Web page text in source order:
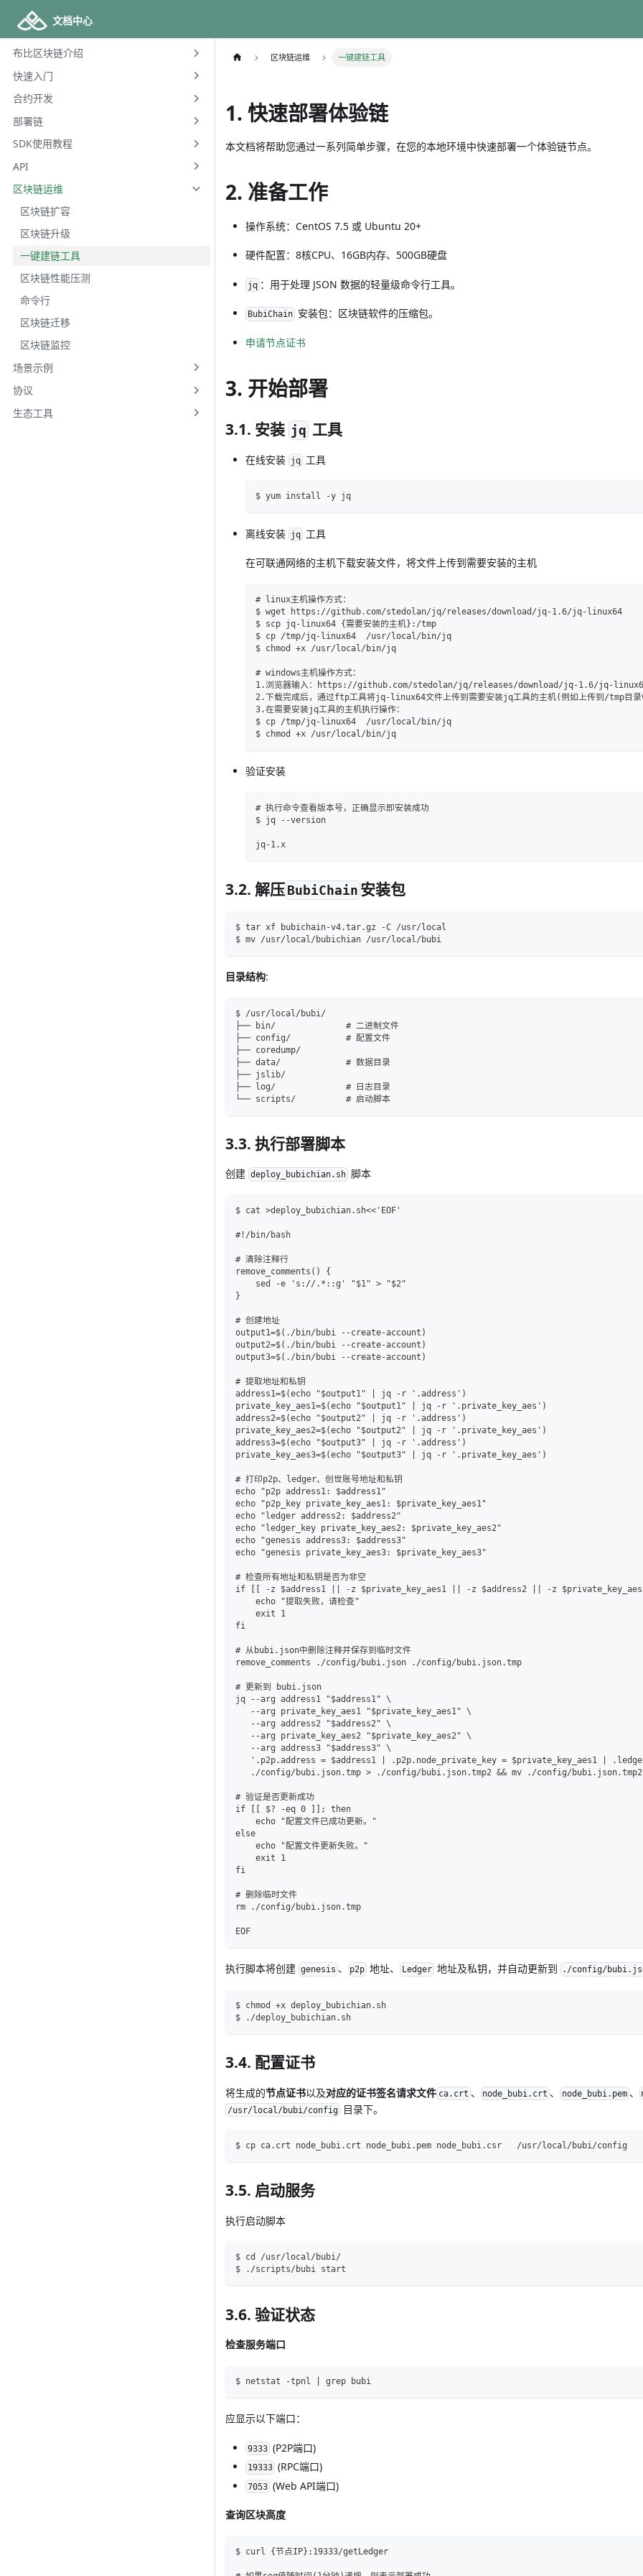
文档中心
布比区块链介绍
快速入门
合约开发
部署链
SDK使用教程
API
区块链运维
区块链扩容
区块链升级
一键建链工具
区块链性能压测
命令行
区块链迁移
区块链监控
场景示例
协议
生态工具
区块链运维 一键建链工具
1. 快速部署体验链
本文档将帮助您通过一系列简单步骤，在您的本地环境中快速部署一个体验链节点。
2. 准备工作
操作系统：CentOS 7.5 或 Ubuntu 20+
硬件配置：8核CPU、16GB内存、500GB硬盘
jq：用于处理 JSON 数据的轻量级命令行工具。
BubiChain安装包：区块链软件的压缩包。
申请节点证书
3. 开始部署
3.1. 安装 jq工具
在线安装 jq工具
$ yum install -y jq
离线安装 jq工具
在可联通网络的主机下载安装文件，将文件上传到需要安装的主机
# linux主机操作方式：
$ wget https://github.com/stedolan/jq/releases/download/jq-1.6/jq-linux64
$ scp jq-linux64 {需要安装的主机}:/tmp
$ cp /tmp/jq-linux64  /usr/local/bin/jq
$ chmod +x /usr/local/bin/jq
# windows主机操作方式：
1.浏览器输入：https://github.com/stedolan/jq/releases/download/jq-1.6/jq-
2.下载完成后，通过ftp工具将jq-linux64文件上传到需要安装jq工具的主机(例如上传到/tmp目录
3.在需要安装jq工具的主机执行操作：
$ cp /tmp/jq-linux64  /usr/local/bin/jq
$ chmod +x /usr/local/bin/jq
验证安装
# 执行命令查看版本号，正确显示即安装成功
$ jq --version
jq-1.x
3.2. 解压BubiChain安装包
$ tar xf bubichain-v4.tar.gz -C /usr/local
$ mv /usr/local/bubichian /usr/local/bubi
目录结构:
$ /usr/local/bubi/
├── bin/              # 二进制文件
├── config/           # 配置文件
├── coredump/
├── data/             # 数据目录
├── jslib/
├── log/              # 日志目录
└── scripts/          # 启动脚本
3.3. 执行部署脚本
创建 deploy_bubichian.sh脚本
$ cat >deploy_bubichian.sh<<'EOF'
#!/bin/bash
# 清除注释行
remove_comments() {
    sed -e 's://.*::g' "$1" > "$2"
}
# 创建地址
output1=$(./bin/bubi --create-account)
output2=$(./bin/bubi --create-account)
output3=$(./bin/bubi --create-account)
# 提取地址和私钥
address1=$(echo "$output1" | jq -r '.address')
private_key_aes1=$(echo "$output1" | jq -r '.private_key_aes')
address2=$(echo "$output2" | jq -r '.address')
private_key_aes2=$(echo "$output2" | jq -r '.private_key_aes')
address3=$(echo "$output3" | jq -r '.address')
private_key_aes3=$(echo "$output3" | jq -r '.private_key_aes')
# 打印p2p、ledger、创世账号地址和私钥
echo "p2p address1: $address1"
echo "p2p_key private_key_aes1: $private_key_aes1"
echo "ledger address2: $address2"
echo "ledger_key private_key_aes2: $private_key_aes2"
echo "genesis address3: $address3"
echo "genesis private_key_aes3: $private_key_aes3"
# 检查所有地址和私钥是否为非空
if [[ -z $address1 || -z $private_key_aes1 || -z $address2 || -z
    echo "提取失败，请检查"
    exit 1
fi
# 从bubi.json中删除注释并保存到临时文件
remove_comments ./config/bubi.json ./config/bubi.json.tmp
# 更新到 bubi.json
jq --arg address1 "$address1" \
   --arg private_key_aes1 "$private_key_aes1" \
   --arg address2 "$address2" \
   --arg private_key_aes2 "$private_key_aes2" \
   --arg address3 "$address3" \
'.p2p.address = $address1 | .p2p.node_private_key = $private_key_aes1 |
./config/bubi.json.tmp > ./config/bubi.json.tmp2 && mv ./config/
# 验证是否更新成功
if [[ $? -eq 0 ]]; then
    echo "配置文件已成功更新。"
else
    echo "配置文件更新失败。"
    exit 1
fi
# 删除临时文件
rm ./config/bubi.json.tmp
EOF
执行脚本将创建 genesis 、 p2p 地址、 Ledger地址及私钥，并自动更新到 ./config/
$ chmod +x deploy_bubichian.sh
$ ./deploy_bubichian.sh
3.4. 配置证书
将生成的节点证书以及对应的证书签名请求文件 ca.crt 、 node_bubi.crt 、 node_bubi.pem、
/usr/local/bubi/config目录下。
$ cp ca.crt node_bubi.crt node_bubi.pem node_bubi.csr   /usr/local/bubi/config
3.5. 启动服务
执行启动脚本
$ cd /usr/local/bubi/
$ ./scripts/bubi start
3.6. 验证状态
检查服务端口
$ netstat -tpnl | grep bubi
应显示以下端口：
9333(P2P端口)
19333(RPC端口)
7053(Web API端口)
查询区块高度
$ curl {节点IP}:19333/getLedger